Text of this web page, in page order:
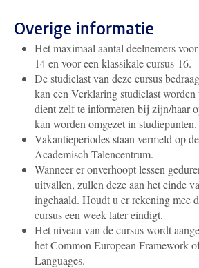
Overige informatie
Het maximaal aantal deelnemers
14 en voor een klassikale cursus 16.
De studielast van deze cursus
kan een Verklaring studielast
dient zelf te informeren bij zijn/haar
kan worden omgezet in studiepunten.
Vakantieperiodes staan vermeld op
Academisch Talencentrum.
Wanneer er onverhoopt lessen
uitvallen, zullen deze aan het einde
ingehaald. Houdt u er rekening mee
cursus een week later eindigt.
Het niveau van de cursus wordt
het Common European Framework
Languages.